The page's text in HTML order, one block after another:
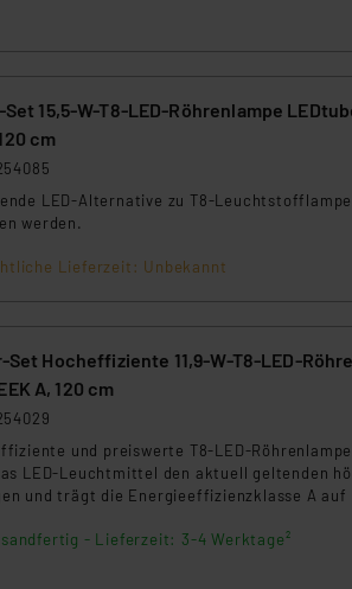
15,5-W-T8-LED-Röhrenlampe
cm
LED-Alternative zu T8-
werden.
Lieferzeit: Unbekannt
Set Hocheffiziente 11,9-W-T8-LED-
A, 120 cm
und preiswerte T8-LED-
LED-Leuchtmittel den aktuell geltenden
und trägt die Energieeffizienzklasse A auf
für nachhaltiges Energiesparen.
- Lieferzeit: 3-4 Werktage²